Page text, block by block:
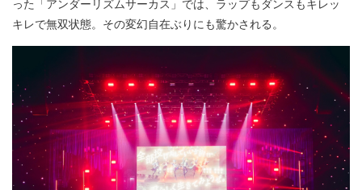
キレで無双状態。その変幻自在ぶりにも驚かされる。